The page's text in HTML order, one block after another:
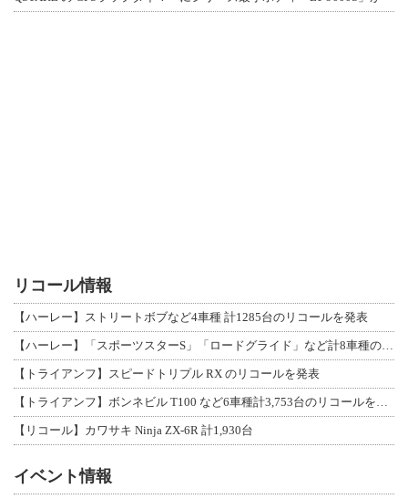
リコール情報
【ハーレー】ストリートボブなど4車種 計1285台のリコールを発表
【トライアンフ】スピードトリプル RX のリコールを発表
【リコール】カワサキ Ninja ZX-6R 計1,930台
イベント情報